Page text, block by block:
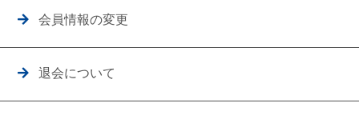
会員情報の変更
退会について